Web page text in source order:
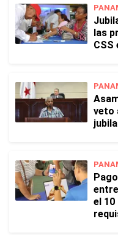
las
CSS
veto
el